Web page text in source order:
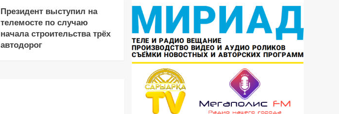
Президент выступил на
телемосте по случаю
начала строительства трёх
автодорог